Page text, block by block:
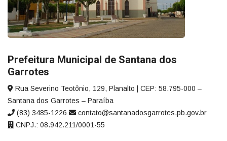
Prefeitura Municipal de Santana dos
Garrotes
Rua Severino Teotônio, 129, Planalto | CEP: 58.795-000 –
Santana dos Garrotes – Paraíba
(83) 3485-1226
contato@santanadosgarrotes.pb.gov.br
CNPJ.: 08.942.211/0001-55